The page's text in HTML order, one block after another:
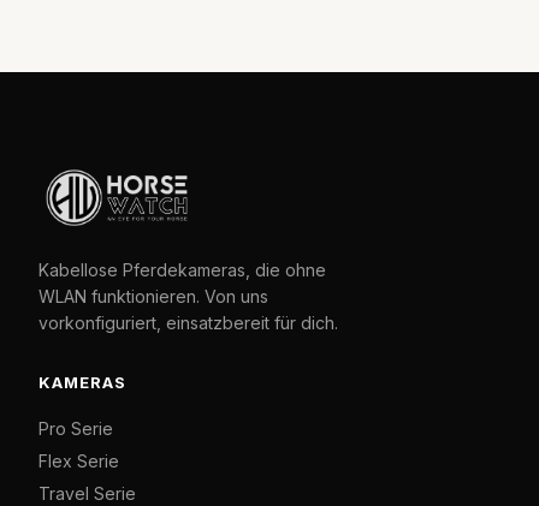
Kabellose Pferdekameras, die ohne
WLAN funktionieren. Von uns
vorkonfiguriert, einsatzbereit für dich.
KAMERAS
Pro Serie
Flex Serie
Travel Serie